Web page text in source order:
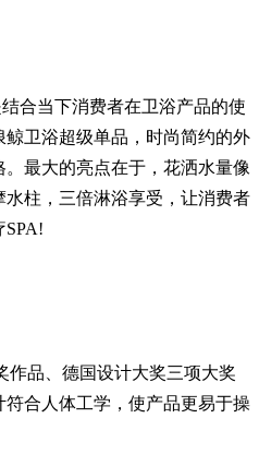
合当下消费者在卫浴产品的使
卫浴超级单品，时尚简约的外
最大的亮点在于，花洒水量像
柱，三倍淋浴享受，让消费者
作品、德国设计大奖三项大奖
合人体工学，使产品更易于操